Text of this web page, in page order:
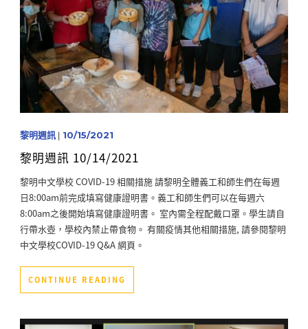
黎明週訊| 10/15/2021
黎明週訊 10/14/2021
黎明中文學校 COVID-19 相關措施 請黎明全體義工和師生們在每週
日8:00am前完成填寫健康證明書。義工和師生們可以在每週六
8:00am之後開始填寫健康證明書。 室內需全程配戴口罩。學生請自
行帶水壺，學校內禁止帶食物。 有關疫情其他相關措施, 請參閱黎明
中文學校COVID-19 Q&A 網頁。
CONTINUE READING